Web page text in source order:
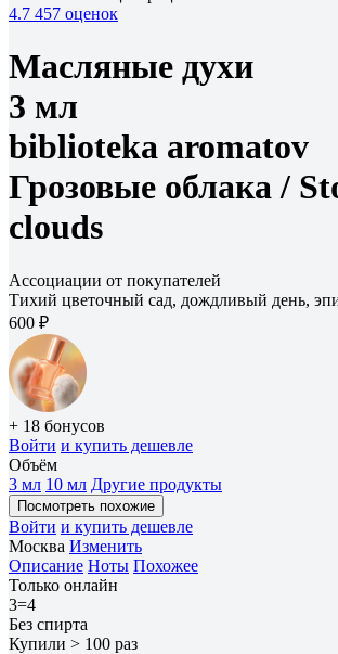
4.7 457 оценок
Масляные духи
3 мл
biblioteka aromatov
Грозовые облака /
clouds
Ассоциации от покупателей
Тихий цветочный сад, дождливый день,
600 ₽
+ 18 бонусов
Войти и купить дешевле
Объём
3 мл 10 мл Другие продукты
Посмотреть похожие
Войти и купить дешевле
Москва Изменить
Описание Ноты Похожее
Только онлайн
3=4
Без спирта
Купили > 100 раз